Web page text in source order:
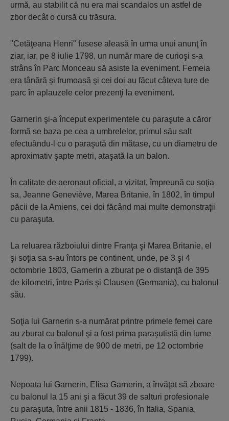
urmă, au stabilit că nu era mai scandalos un astfel de
zbor decât o cursă cu trăsura.
"Cetăţeana Henri" fusese aleasă în urma unui anunţ în
ziar, iar, pe 8 iulie 1798, un număr mare de curioşi s-a
strâns în Parc Monceau să asiste la eveniment. Femeia
era tânără şi frumoasă şi cei doi au făcut câteva ture de
parc în aplauzele celor prezenţi la eveniment.
Garnerin şi-a început experimentele cu paraşute a căror
formă se baza pe cea a umbrelelor, primul său salt
efectuându-l cu o paraşută din mătase, cu un diametru de
aproximativ şapte metri, ataşată la un balon.
În calitate de aeronaut oficial, a vizitat, împreună cu soţia
sa, Jeanne Geneviève, Marea Britanie, în 1802, în timpul
păcii de la Amiens, cei doi făcând mai multe demonstraţii
cu paraşuta.
La reluarea războiului dintre Franţa şi Marea Britanie, el
şi soţia sa s-au întors pe continent, unde, pe 3 şi 4
octombrie 1803, Garnerin a zburat pe o distanţă de 395
de kilometri, între Paris şi Clausen (Germania), cu balonul
său.
Soţia lui Garnerin s-a numărat printre primele femei care
au zburat cu balonul şi a fost prima paraşutistă din lume
(salt de la o înălţime de 900 de metri, pe 12 octombrie
1799).
Nepoata lui Garnerin, Elisa Garnerin, a învăţat să zboare
cu balonul la 15 ani şi a făcut 39 de salturi profesionale
cu paraşuta, între anii 1815 - 1836, în Italia, Spania,